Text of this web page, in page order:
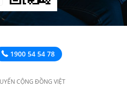
1900 54 54 78
CỘNG ĐỒNG VIỆT